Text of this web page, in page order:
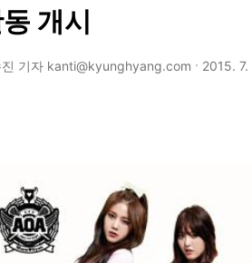
개시
진 기자 kanti@kyunghyang.com 2015.